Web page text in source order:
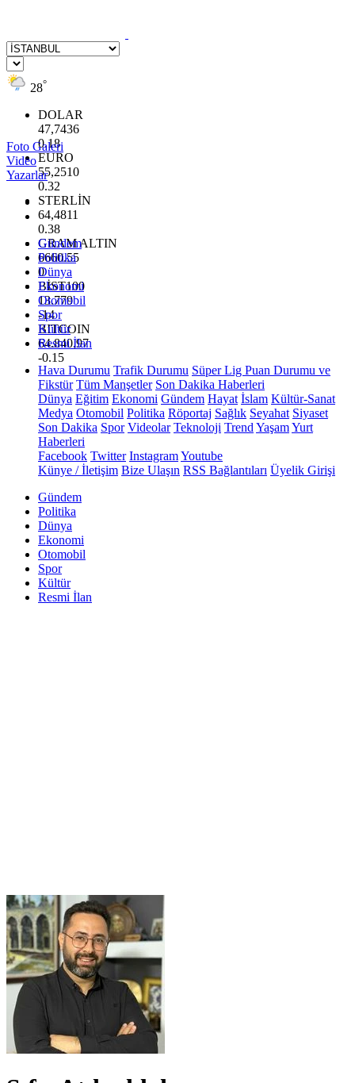
28°
DOLAR
47,7436
0.18
EURO
55,2510
0.32
STERLİN
64,4811
0.38
GRAM ALTIN
6660.55
0
BİST100
13.779
-14
BITCOIN
64.840,97
-0.15
Foto Galeri
Video
Yazarlar
Gündem
Politika
Dünya
Ekonomi
Otomobil
Spor
Kültür
Resmi İlan
Hava Durumu Trafik Durumu Süper Lig Puan Durumu ve
Fikstür Tüm Manşetler Son Dakika Haberleri
Dünya Eğitim Ekonomi Gündem Hayat İslam Kültür-Sanat
Medya Otomobil Politika Röportaj Sağlık Seyahat Siyaset
Son Dakika Spor Videolar Teknoloji Trend YaşamYurt
Haberleri
Facebook Twitter InstagramYoutube
Künye / İletişim Bize Ulaşın RSS Bağlantıları Üyelik Girişi
Gündem
Politika
Dünya
Ekonomi
Otomobil
Spor
Kültür
Resmi İlan